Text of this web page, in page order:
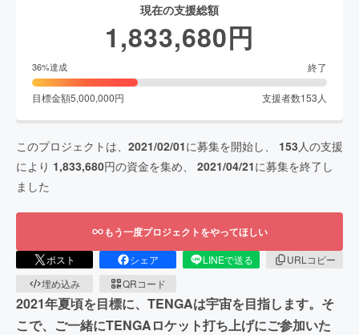
現在の支援総額
1,833,680円
36%達成 終了
目標金額5,000,000円 支援者数153 人
このプロジェクトは、 2021/02/01に募集を開始し、 153 人の支援
により 1,833,680円の資金を集め、 2021/04/21に募集を終了し
ました
もう一度プロジェクトをやってほしい
ポスト シェア LINEで送る
URLコピー
埋め込み
QRコード
2021年夏頃を目標に、TENGAは宇宙を目指します。そ
こで、ご一緒にTENGAロケット打ち上げにご参加いた